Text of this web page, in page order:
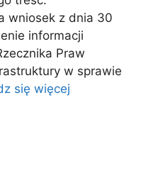
wniosek z dnia 30
informacji
Praw
w sprawie
się więcej